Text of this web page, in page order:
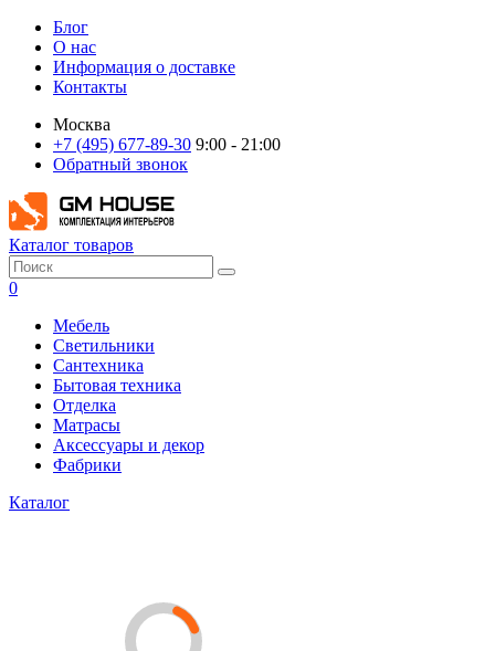
Блог
О нас
Информация о доставке
Контакты
Москва
+7 (495) 677-89-30 9:00 - 21:00
Обратный звонок
Каталог товаров
0
Мебель
Светильники
Сантехника
Бытовая техника
Отделка
Матрасы
Аксессуары и декор
Фабрики
Каталог